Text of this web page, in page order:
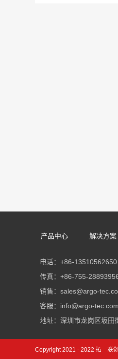
产品中心 解决方案
电话：+86-
传真：+86-755-
销售：sales@argo-
客服：info@argo-tec.com
地址：深圳市龙岗区坂田
Copyright 2021 - 2022 拓一联